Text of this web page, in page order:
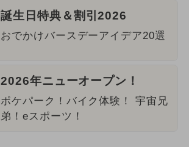
誕生日特典＆割引2026
おでかけバースデーアイデア20選
2026年ニューオープン！
ポケパーク！バイク体験！ 宇宙兄
弟！eスポーツ！